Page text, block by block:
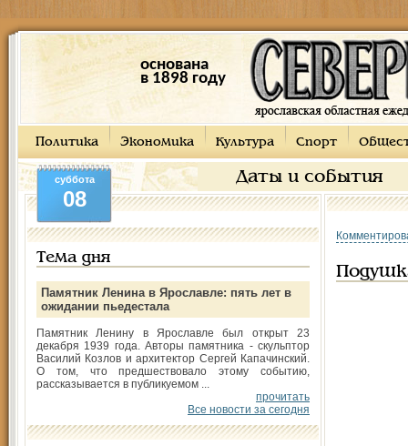
основана
в 1898 году
Политика Экономика Культура Спорт
Даты и события
суббота
08
Тема дня
Памятник Ленина в Ярославле: пять лет в
ожидании пьедестала
Памятник Ленину в Ярославле был открыт 23
декабря 1939 года. Авторы памятника - скульптор
Василий Козлов и архитектор Сергей Капачинский.
О том, что предшествовало этому событию,
рассказывается в публикуемом ...
прочитать
Все новости за сегодня